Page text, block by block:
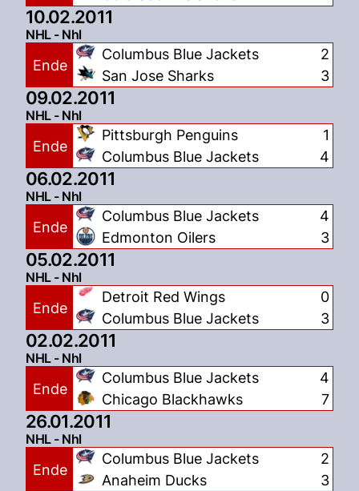
10.02.2011
NHL - Nhl
Ende
Columbus Blue Jackets
San Jose Sharks
2
3
09.02.2011
NHL - Nhl
Ende
Pittsburgh Penguins
Columbus Blue Jackets
1
4
06.02.2011
NHL - Nhl
Ende
Columbus Blue Jackets
Edmonton Oilers
4
3
05.02.2011
NHL - Nhl
Ende
Detroit Red Wings
Columbus Blue Jackets
0
3
02.02.2011
NHL - Nhl
Ende
Columbus Blue Jackets
Chicago Blackhawks
4
7
26.01.2011
NHL - Nhl
Ende
Columbus Blue Jackets
Anaheim Ducks
2
3